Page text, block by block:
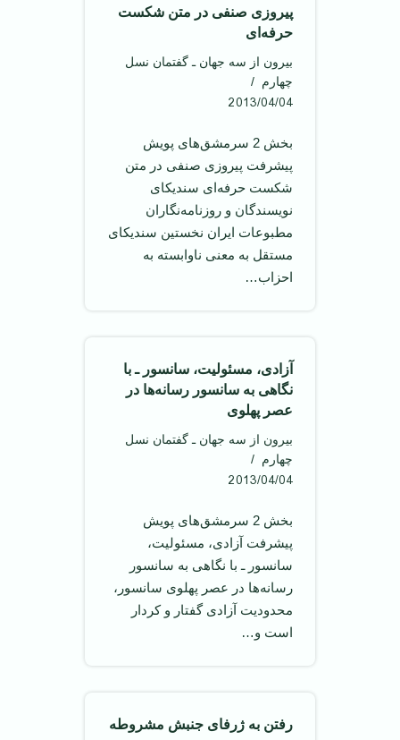
پیروزی صنفی در متن شکست
حرفه‌ای
بیرون از سه جهان ـ گفتمان نسل
چهارم
2013/04/04
بخش 2 سرمشق‌های پویش
پیشرفت پیروزی صنفی در متن
شکست حرفه‌ای سندیکای
نویسندگان و روزنامه‌نگاران
مطبوعات ‌ایران نخستین سندیکای
مستقل به معنی ناوابسته به
احزاب…
آزادی، مسئولیت، سانسور ـ با
نگاهی به سانسور رسانه‌ها در
عصر پهلوی
بیرون از سه جهان ـ گفتمان نسل
چهارم
2013/04/04
بخش 2 سرمشق‌های پویش
پیشرفت آزادی، مسئولیت،
سانسور ـ با نگاهی به سانسور
رسانه‌ها در عصر پهلوی سانسور،
محدودیت آزادی گفتار و کردار
است و…
رفتن به ژرفای جنبش مشروطه